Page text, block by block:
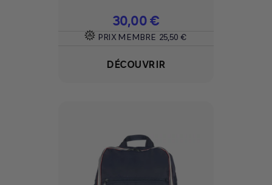
Prix
30,00 €
PRIX MEMBRE 25,50 €
DÉCOUVRIR